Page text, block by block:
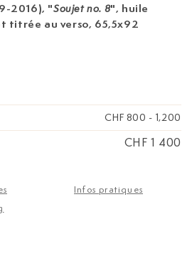
2016), "Soujet no. 8", huile
titrée au verso, 65,5x92
CHF 800 - 1,200
CHF 1 400
Infos pratiques